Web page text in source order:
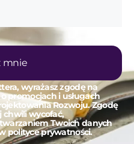
mnie
wyrażasz zgodę na
promocjach i usługach
Rozwoju. Zgodę
chwili wycofać,
Twoich danych
polityce prywatności.